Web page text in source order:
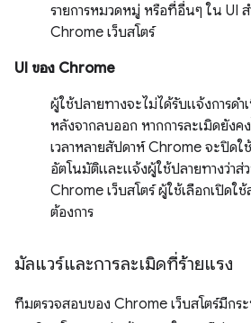
รายการหมวดหมู่ หรือที่อื่นๆ ใน UI
Chrome เว็บสโตร์
UI ของ Chrome
ผู้ใช้ปลายทางจะไม่ได้รับแจ้งการด
หลังจากลบออก หากการละเมิดยังค
เวลาหลายสัปดาห์ Chrome จะปิดใ
อัตโนมัติและแจ้งผู้ใช้ปลายทางว่าส่
Chrome เว็บสโตร์ ผู้ใช้เลือกเปิดใ
ต้องการ
มัลแวร์และการละเมิดที่ร้ายแรง
ทีมตรวจสอบของ Chrome เว็บสโตร์มีกร